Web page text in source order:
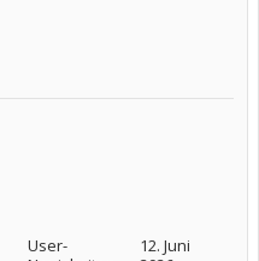
User-
12. Juni